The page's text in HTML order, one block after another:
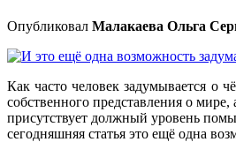
Опубликовал Малакаева Ольга
Как часто человек задумывается о
собственного представления о
присутствует должный уровень
сегодняшняя статья это ещё одна